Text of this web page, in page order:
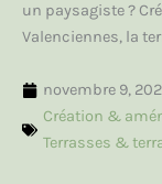
un paysagiste ?
Valenciennes, la
novembre 9,
Création &
Terrasses &